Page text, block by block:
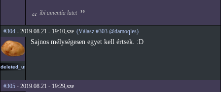
ibi amentia latet
#304 - 2019.08.21 - 19:10,sze (Válasz #303 @damoqles)
deleted_user3
Sajnos mélységesen egyet kell értsek. :D
#305 - 2019.08.21 - 19:29,sze